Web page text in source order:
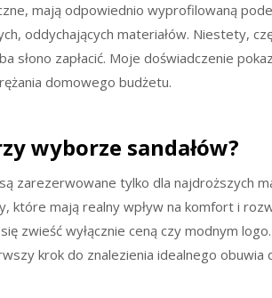
mają odpowiednio wyprofilowaną
oddychających materiałów. Niestety,
słono zapłacić. Moje doświadczenie
domowego budżetu.
wyborze sandałów?
zarezerwowane tylko dla najdroższych
które mają realny wpływ na komfort i
zwieść wyłącznie ceną czy modnym
krok do znalezienia idealnego obuwia